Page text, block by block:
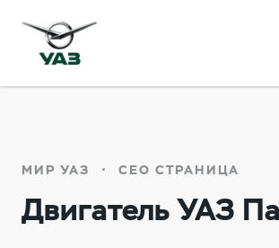
МИР УАЗ СЕО СТРАНИЦА
Двигатель УАЗ